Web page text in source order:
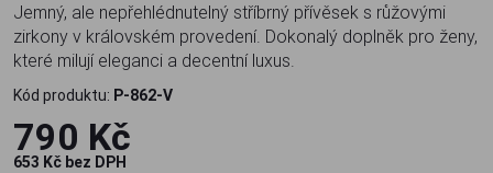
Jemný, ale nepřehlédnutelný stříbrný přívěsek s růžovými
zirkony v královském provedení. Dokonalý doplněk pro ženy,
které milují eleganci a decentní luxus.
Kód produktu: P-862-V
790 Kč
653 Kč bez DPH